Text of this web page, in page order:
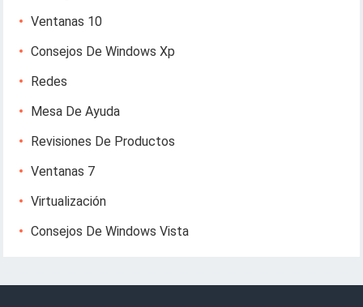
Ventanas 10
Consejos De Windows Xp
Redes
Mesa De Ayuda
Revisiones De Productos
Ventanas 7
Virtualización
Consejos De Windows Vista